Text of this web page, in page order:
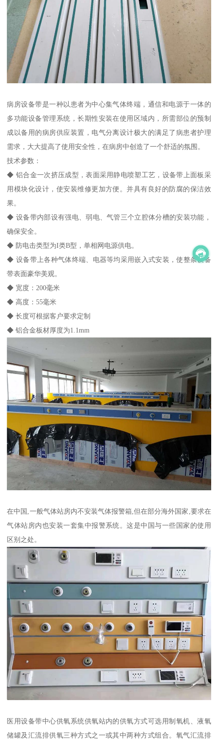
病房设备带是一种以患者为中心集气体终端，通信和电源于一体的
多功能设备管理系统，长期性安装在使用区域内，所需部位的预制
成以备用的病房供应装置，电气分离设计极大的满足了病患者护理
需求，大大提高了使用安全性，在病房中创造了一个舒适的氛围。
技术参数：
◆ 铝合金一次挤压成型，表面采用静电喷塑工艺，设备带上面板采
用模块化设计，使安装维修更加方便。并具有良好的防腐的保洁效
果。
◆ 设备带内部设有强电、弱电、气管三个立腔体分槽的安装功能，
确保安全。
◆ 防电击类型为I类B型，单相网电源供电。
◆ 设备带上各种气体终端、电器等均采用嵌入式安装，使整条设备
带表面豪华美观。
◆ 宽度：200毫米
◆ 高度：55毫米
◆ 长度可根据客户要求定制
◆ 铝合金板材厚度为1.1mm
在中国,一般气体站房内不安装气体报警箱,但在部分海外国家,要求在
气体站房内也安装一套集中报警系统。这是中国与一些国家的使用
区别之处。
医用设备带中心供氧系统供氧站内的供氧方式可选用制氧机、液氧
储罐及汇流排供氧三种方式之一或其中两种方式组合。氧气汇流排